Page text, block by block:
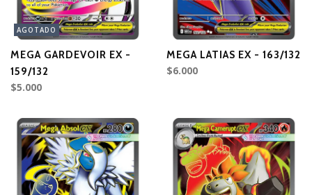
AGOTADO
MEGA GARDEVOIR EX -
159/132
$5.000
MEGA LATIAS EX - 163/132
$6.000